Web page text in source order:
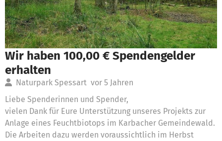
Wir haben 100,00 € Spendengelder
erhalten
Naturpark Spessart vor 5 Jahren
Liebe Spenderinnen und Spender,
vielen Dank für Eure Unterstützung unseres Projekts zur
Anlage eines Feuchtbiotops im Karbacher Gemeindewald.
Die Arbeiten dazu werden voraussichtlich im Herbst